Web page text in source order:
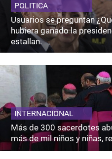
POLITICA
Usuarios se preguntan
hubiera ganado la
estallan.
INTERNACIONAL
Más de 300 sacerdotes
más de mil niños y niñas,